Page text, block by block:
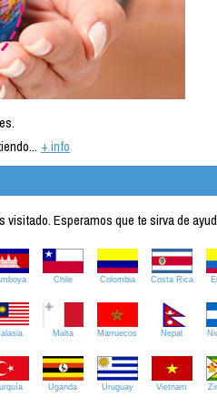
+ info
Esperamos que te sirva de
Chile Colombia Costa Rica
Malta Marruecos Nepal
Uganda Uruguay Vietnam